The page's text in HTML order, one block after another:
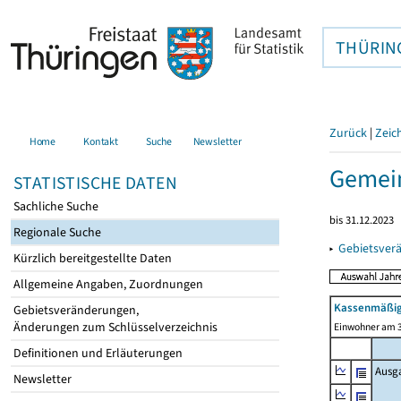
Home Kontakt Suche Newsletter
STATISTISCHE DATEN
Sachliche Suche
Regionale Suche
Kürzlich bereitgestellte Daten
Allgemeine Angaben, Zuordnungen
Gebietsveränderungen,
Änderungen zum Schlüsselverzeichnis
Definitionen und Erläuterungen
Newsletter
Zurück |
bis 31.12.2023
▸
Einwohner am